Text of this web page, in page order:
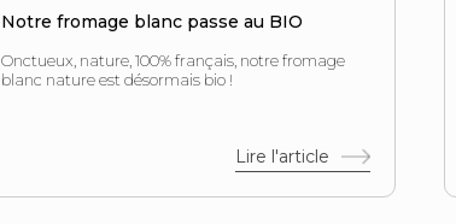
Notre fromage blanc passe au BIO
Onctueux, nature, 100% français, notre fromage
blanc nature est désormais bio !
Lire l'article